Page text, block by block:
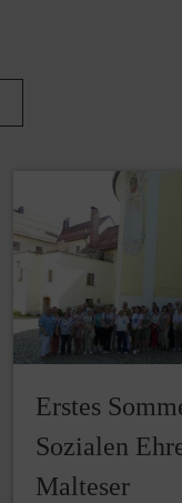
Erstes
Sozialen
Malteser